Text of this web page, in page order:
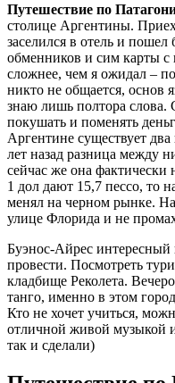
Путешествие по
столице Аргентины.
заселился в отель и
обменников и сим карты с
сложнее, чем я ожидал –
никто не общается, основ
знаю лишь полтора слова.
покушать и поменять
Аргентине существует
лет назад разница между
сейчас же она фактически
1 дол дают 15,7 пессо, то
менял на черном рынке.
улице Флорида и не
Буэнос-Айрес интересный
провести. Посмотреть
кладбище Реколета.
танго, именно в этом
Кто не хочет учиться,
отличной живой музыкой
так и сделали)